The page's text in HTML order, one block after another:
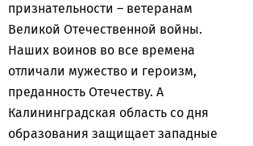
признательности – ветеранам
Великой Отечественной войны.
Наших воинов во все времена
отличали мужество и героизм,
преданность Отечеству. А
Калининградская область со дня
образования защищает западные